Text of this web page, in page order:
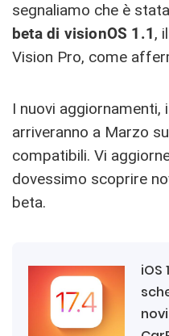
segnaliamo che è
beta di visionOS 1.1,
Vision Pro, come
I nuovi aggiornamenti,
arriveranno a Marzo
compatibili. Vi
dovessimo scoprire
beta.
iOS